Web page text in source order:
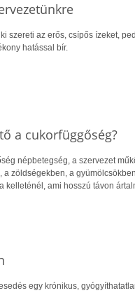
szereti az erős, csípős ízeket,
hatással bír.
a cukorfüggőség?
népbetegség, a szervezet
a zöldségekben, a
kelleténél, ami hosszú távon
egy krónikus,